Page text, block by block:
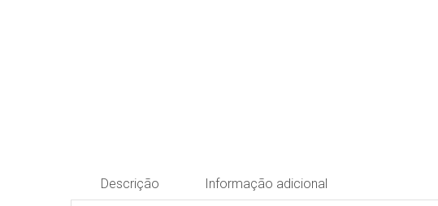
Descrição Informação adicional